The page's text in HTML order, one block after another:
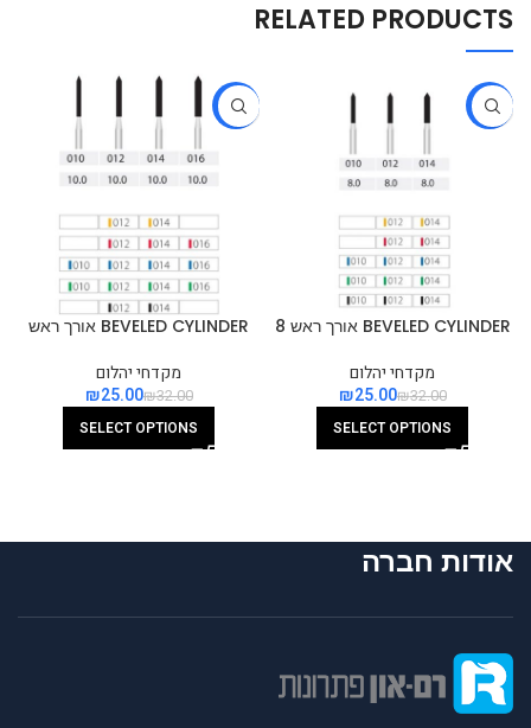
RELATED PRODUCTS
-22%
BEVELED CYLINDER אורך ראש 8
מקדחי יהלום
₪32.00
₪25.00
SELECT OPTIONS
-22%
BEVELED CYLINDER אורך ראש
מקדחי יהלום
₪32.00
₪25.00
SELECT OPTIONS
אודות חברה